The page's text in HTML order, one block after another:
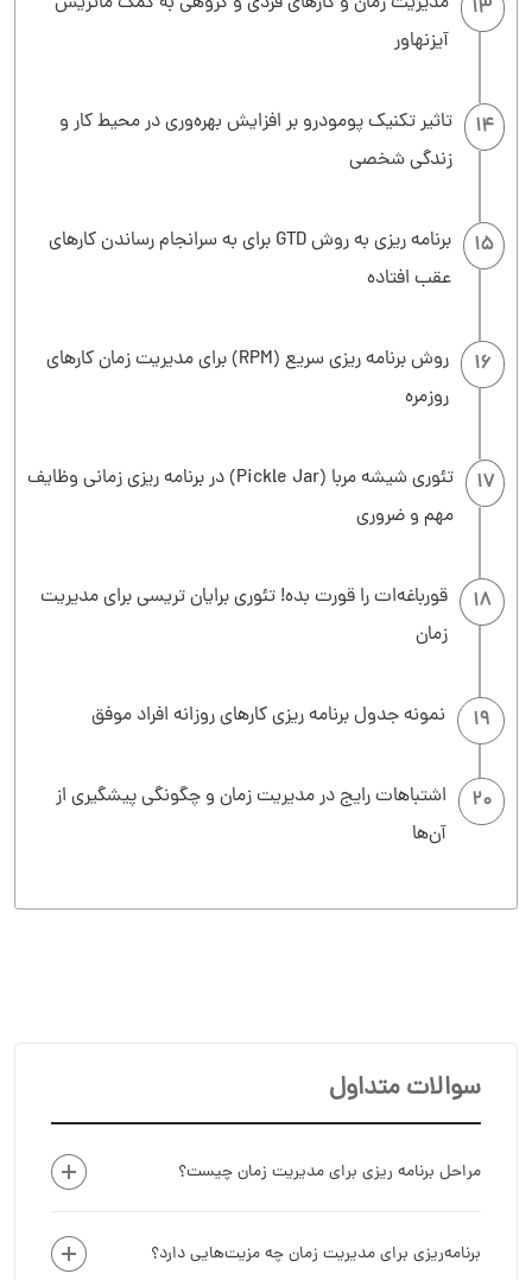
13
آیزنهاور
14
تاثیر تکنیک پومودرو بر افزایش بهره‌وری در محیط کار و
زندگی شخصی
15
برنامه ریزی به روش GTD برای به سرانجام رساندن کارهای
عقب افتاده
16
روش برنامه ریزی سریع (RPM) برای مدیریت زمان کارهای
روزمره
17
تئوری شیشه مربا (Pickle Jar) در برنامه ریزی زمانی وظایف
مهم و ضروری
18
قورباغه‌ات را قورت بده! تئوری برایان تریسی برای مدیریت
زمان
19 نمونه جدول برنامه ریزی کارهای روزانه افراد موفق
20
اشتباهات رایج در مدیریت زمان و چگونگی پیشگیری از
آن‌ها
سوالات متداول
مراحل برنامه ریزی برای مدیریت زمان چیست؟
برنامه‌ریزی برای مدیریت زمان چه مزیت‌هایی دارد؟